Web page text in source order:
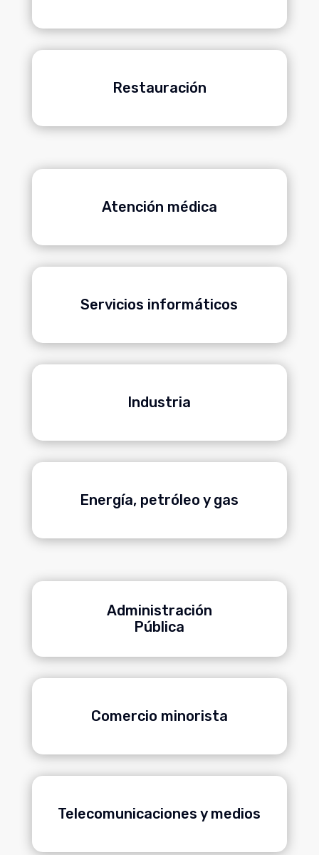
Restauración
Atención médica
Servicios informáticos
Industria
Energía, petróleo y gas
Administración
Pública
Comercio minorista
Telecomunicaciones y medios